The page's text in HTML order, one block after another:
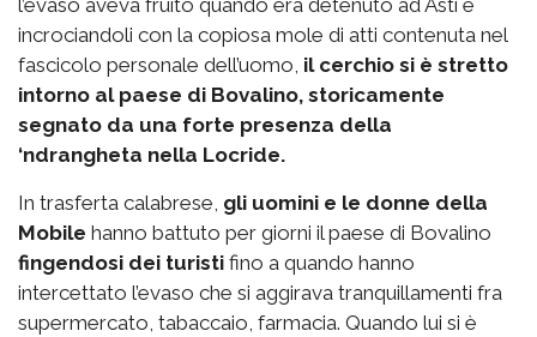
l’evaso aveva fruito quando era detenuto ad Asti e
incrociandoli con la copiosa mole di atti contenuta nel
fascicolo personale dell’uomo, il cerchio si è stretto
intorno al paese di Bovalino, storicamente
segnato da una forte presenza della
‘ndrangheta nella Locride.
In trasferta calabrese, gli uomini e le donne della
Mobile hanno battuto per giorni il paese di Bovalino
fingendosi dei turisti fino a quando hanno
intercettato l’evaso che si aggirava tranquillamenti fra
supermercato, tabaccaio, farmacia. Quando lui si è